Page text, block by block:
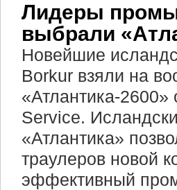
Лидеры
выбрали
Новейшие
Borkur взяли на
«Атлантика-2600»
Service.
«Атлантика»
траулеров новой
эффективный